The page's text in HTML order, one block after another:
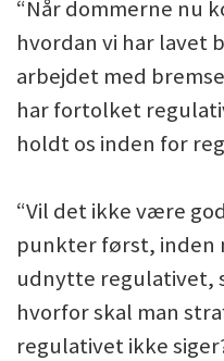
“Når dommerne nu
hvordan vi har lavet
arbejdet med
har fortolket
holdt os inden for
“Vil det ikke være
punkter først, inden
udnytte regulativet,
hvorfor skal man
regulativet ikke